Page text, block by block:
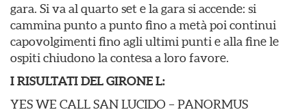
gara. Si va al quarto set e la gara si accende: si
cammina punto a punto fino a metà poi continui
capovolgimenti fino agli ultimi punti e alla fine le
ospiti chiudono la contesa a loro favore.
I RISULTATI DEL GIRONE L:
YES WE CALL SAN LUCIDO – PANORMUS